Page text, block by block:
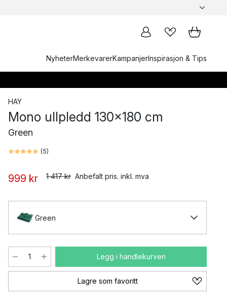
NyheterMerkevarerKampanjerInspirasjon & Tips
HAY
Mono ullpledd 130x180 cm
Green
(5)
999 kr 1 417 kr Anbefalt pris. inkl. mva
Green
Legg i handlekurven
Lagre som favoritt